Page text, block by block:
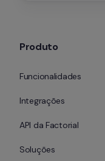
Produto
Funcionalidades
Integrações
API da Factorial
Soluções